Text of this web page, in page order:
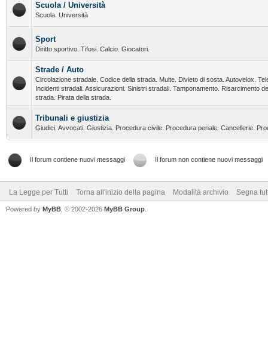
Scuola / Università
Scuola. Università
Sport
Diritto sportivo. Tifosi. Calcio. Giocatori.
Strade / Auto
Circolazione stradale. Codice della strada. Multe. Divieto di sosta. Autovelox.
Incidenti stradali. Assicurazioni. Sinistri stradali. Tamponamento. Risarcimento
strada. Pirata della strada.
Tribunali e giustizia
Giudici. Avvocati. Giustizia. Procedura civile. Procedura penale. Cancellerie.
Il forum contiene nuovi messaggi Il forum non contiene nuovi messaggi
La Legge per Tutti Torna all'inizio della pagina Modalità archivio Segna
Powered by MyBB , © 2002-2026 MyBB Group